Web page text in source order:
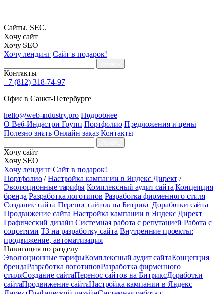
Сайты. SEO.
Хочу сайт
Хочу SEO
Хочу лендинг Сайт в подарок!
Контакты
+7 (812) 318-74-97
Офис в Санкт-Петербурге
hello@web-industry.pro Подробнее
О Веб-Индастри Групп Портфолио Предложения и цены
Полезно знать Онлайн заказ Контакты
Хочу сайт
Хочу SEO
Хочу лендинг Сайт в подарок!
Портфолио / Настройка кампании в Яндекс Директ /
Эволюционные тарифы Комплексный аудит сайта Концепция
бренда Разработка логотипов Разработка фирменного стиля
Создание сайта Перенос сайтов на Битрикс Доработки сайта
Продвижение сайта Настройка кампании в Яндекс Директ
Графический дизайн Системная работа с репутацией Работа с
соцсетями ТЗ на разработку сайта Внутренние проекты:
продвижение, автоматизация
Навигация по разделу
Эволюционные тарифыКомплексный аудит сайтаКонцепция
брендаРазработка логотиповРазработка фирменного
стиляСоздание сайтаПеренос сайтов на БитриксДоработки
сайтаПродвижение сайтаНастройка кампании в Яндекс